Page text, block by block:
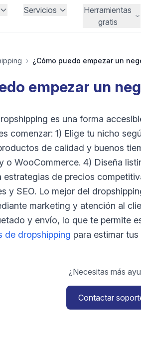
Servicios
Herramientas
gratis
› ¿Cómo puedo empezar un
empezar un
es una forma
comenzar: 1) Elige tu nicho
de calidad y buenos
o WooCommerce. 4) Diseña
estrategias de precios
y SEO. Lo mejor del
marketing y atención al
y envío, lo que te permite
de dropshipping para estimar
¿Necesitas más
Contactar